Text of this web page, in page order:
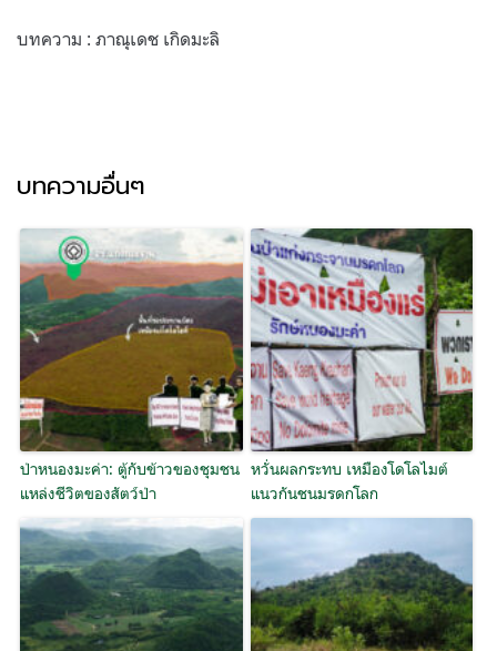
บทความ : ภาณุเดช เกิดมะลิ
บทความอื่นๆ
ป่าหนองมะค่า: ตู้กับข้าวของชุมชน
แหล่งชีวิตของสัตว์ป่า
หวั่นผลกระทบ เหมืองโดโลไมต์
แนวกันชนมรดกโลก